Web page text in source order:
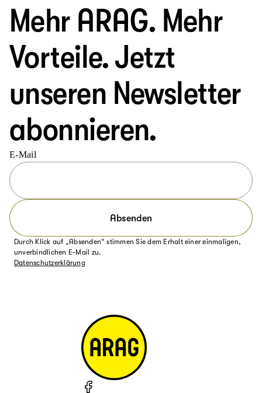
Mehr ARAG. Mehr
Vorteile. Jetzt
unseren Newsletter
abonnieren.
E-Mail
Absenden
Durch Klick auf „Absenden“ stimmen Sie dem Erhalt einer einmaligen,
unverbindlichen E-Mail zu.
Datenschutzerklärung